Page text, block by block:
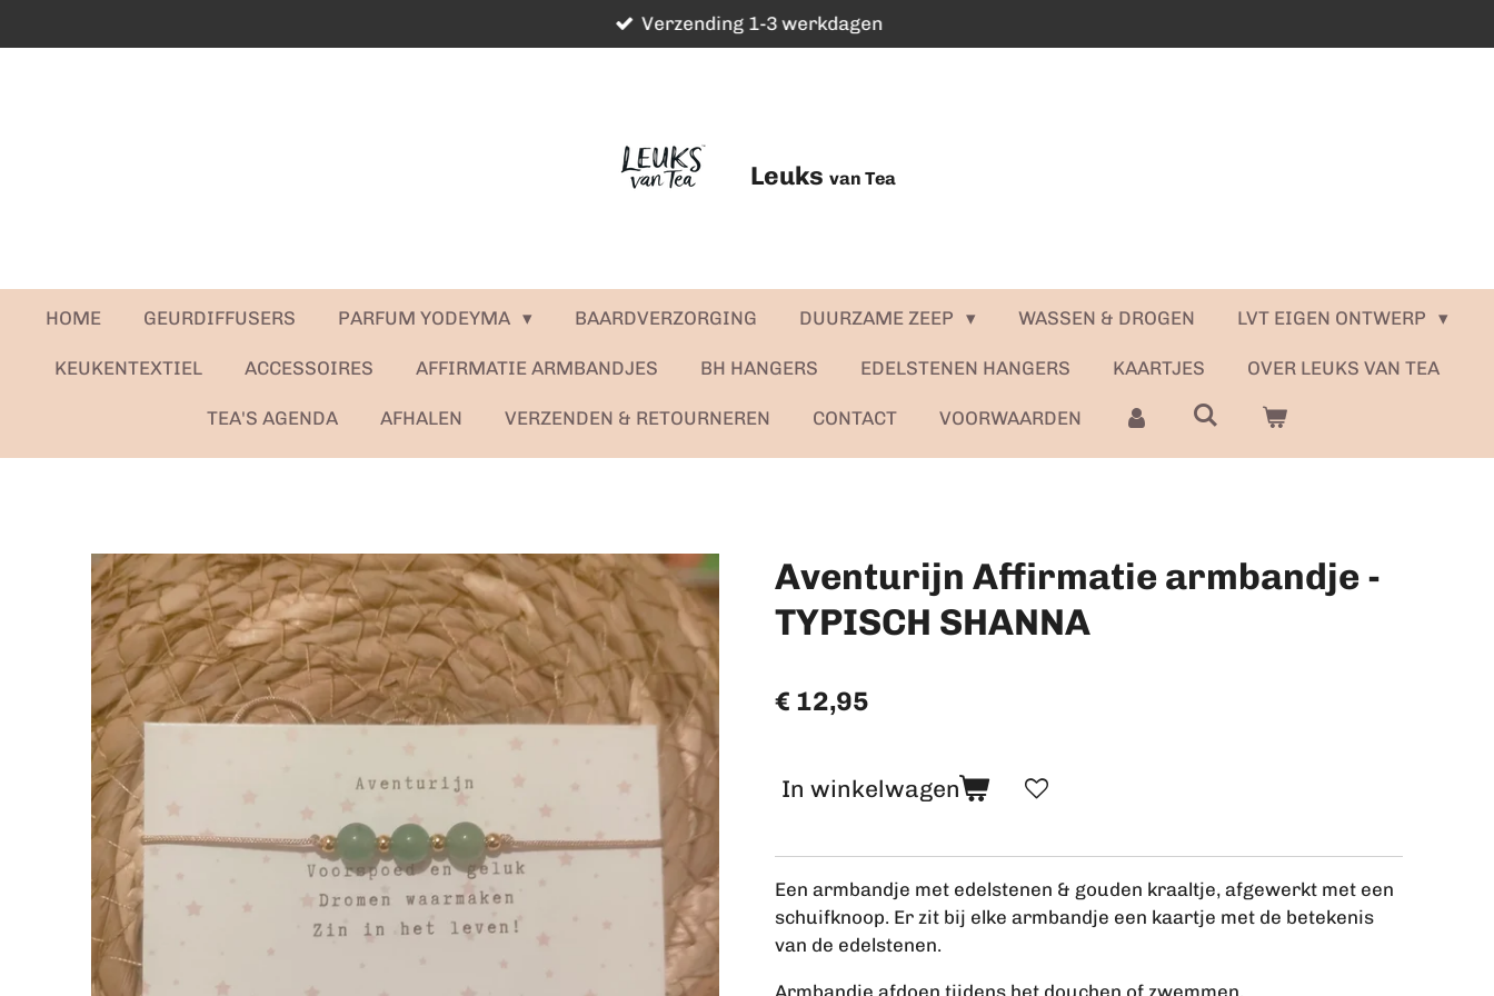
direct
Verzending 1-3 werkdagen
Leuks van Tea
HOME GEURDIFFUSERS PARFUM YODEYMA BAARDVERZORGING DUURZAME ZEEP WASSEN & DROGEN LVT EIGEN ONTWERP
KEUKENTEXTIEL ACCESSOIRES AFFIRMATIE ARMBANDJES BH HANGERS EDELSTENEN HANGERS KAARTJES OVER LEUKS VAN TEA
TEA'S AGENDA AFHALEN VERZENDEN & RETOURNEREN CONTACT VOORWAARDEN
Aventurijn Affirmatie armbandje -
TYPISCH SHANNA
€ 12,95
In winkelwagen
Een armbandje met edelstenen & gouden kraaltje, afgewerkt met een
schuifknoop. Er zit bij elke armbandje een kaartje met de betekenis
van de edelstenen.